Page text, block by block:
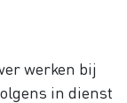
werken bij
in dienst